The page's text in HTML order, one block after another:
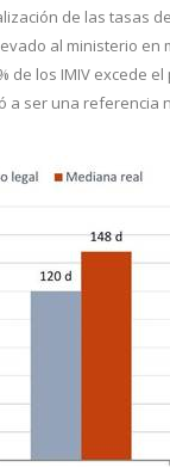
de las tasas
al ministerio
de los IMIV excede
a ser una referencia